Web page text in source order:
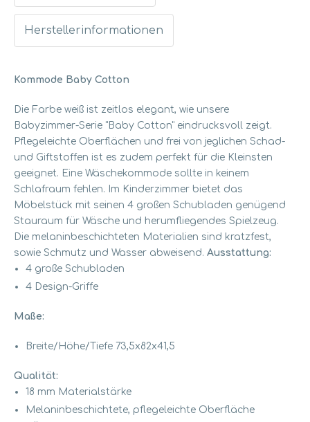
Kommode Baby Cotton
Die Farbe weiß ist zeitlos elegant, wie unsere
Babyzimmer-Serie "Baby Cotton" eindrucksvoll zeigt.
Pflegeleichte Oberflächen und frei von jeglichen Schad-
und Giftstoffen ist es zudem perfekt für die Kleinsten
geeignet. Eine Wäschekommode sollte in keinem
Schlafraum fehlen. Im Kinderzimmer bietet das
Möbelstück mit seinen 4 großen Schubladen genügend
Stauraum für Wäsche und herumfliegendes Spielzeug.
Die melaninbeschichteten Materialien sind kratzfest,
sowie Schmutz und Wasser abweisend. Ausstattung:
4 große Schubladen
4 Design-Griffe
Maße:
Breite/Höhe/Tiefe 73,5x82x41,5
Qualität:
18 mm Materialstärke
Melaninbeschichtete, pflegeleichte Oberfläche
Herstellerinformationen